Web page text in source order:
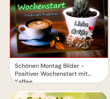
Schönen Montag Bilder -
Positiver Wochenstart mit
Kaffee